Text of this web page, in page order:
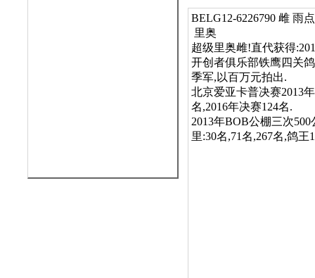
BELG12-6226790 雌 雨点
超级里奥雌!直代获得
开创者俱乐部铁鹰四关
季军,以百万元拍出.
北京爱亚卡普决赛2013
名,2016年决赛124名.
2013年BOB公棚三次500